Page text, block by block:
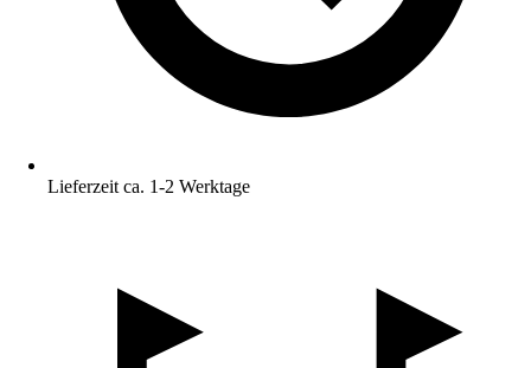
Lieferzeit ca. 1-2 Werktage